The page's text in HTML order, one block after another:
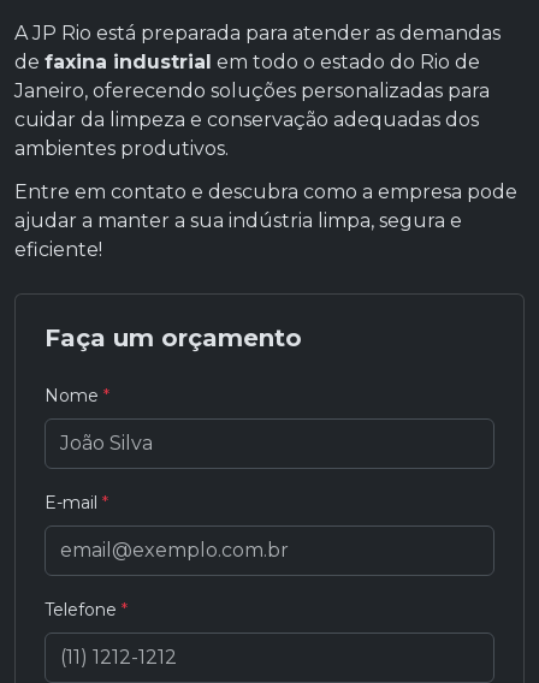
A JP Rio está preparada para atender as demandas
de faxina industrial em todo o estado do Rio de
Janeiro, oferecendo soluções personalizadas para
cuidar da limpeza e conservação adequadas dos
ambientes produtivos.
Entre em contato e descubra como a empresa pode
ajudar a manter a sua indústria limpa, segura e
eficiente!
Faça um orçamento
Nome *
E-mail *
Telefone *